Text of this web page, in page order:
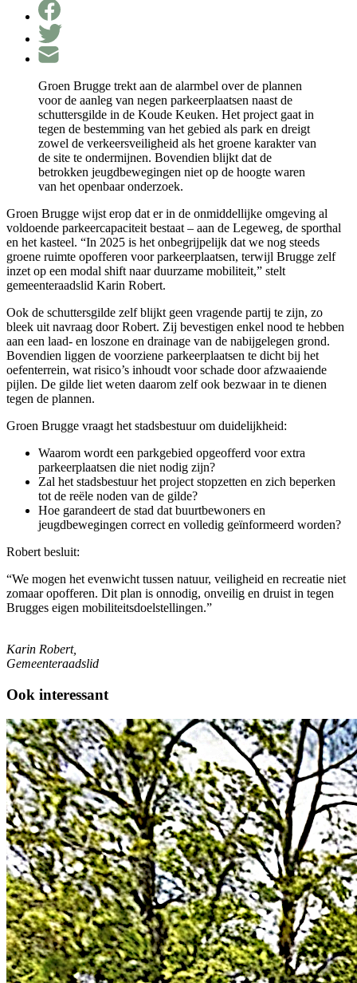
Groen Brugge trekt aan de alarmbel over de plannen
voor de aanleg van negen parkeerplaatsen naast de
schuttersgilde in de Koude Keuken. Het project gaat in
tegen de bestemming van het gebied als park en dreigt
zowel de verkeersveiligheid als het groene karakter van
de site te ondermijnen. Bovendien blijkt dat de
betrokken jeugdbewegingen niet op de hoogte waren
van het openbaar onderzoek.
Groen Brugge wijst erop dat er in de onmiddellijke omgeving al
voldoende parkeercapaciteit bestaat – aan de Legeweg, de sporthal
en het kasteel. “In 2025 is het onbegrijpelijk dat we nog steeds
groene ruimte opofferen voor parkeerplaatsen, terwijl Brugge zelf
inzet op een modal shift naar duurzame mobiliteit,” stelt
gemeenteraadslid Karin Robert.
Ook de schuttersgilde zelf blijkt geen vragende partij te zijn, zo
bleek uit navraag door Robert. Zij bevestigen enkel nood te hebben
aan een laad- en loszone en drainage van de nabijgelegen grond.
Bovendien liggen de voorziene parkeerplaatsen te dicht bij het
oefenterrein, wat risico’s inhoudt voor schade door afzwaaiende
pijlen. De gilde liet weten daarom zelf ook bezwaar in te dienen
tegen de plannen.
Groen Brugge vraagt het stadsbestuur om duidelijkheid:
Waarom wordt een parkgebied opgeofferd voor extra
parkeerplaatsen die niet nodig zijn?
Zal het stadsbestuur het project stopzetten en zich beperken
tot de reële noden van de gilde?
Hoe garandeert de stad dat buurtbewoners en
jeugdbewegingen correct en volledig geïnformeerd worden?
Robert besluit:
“We mogen het evenwicht tussen natuur, veiligheid en recreatie niet
zomaar opofferen. Dit plan is onnodig, onveilig en druist in tegen
Brugges eigen mobiliteitsdoelstellingen.”
Karin Robert,
Gemeenteraadslid
Ook interessant